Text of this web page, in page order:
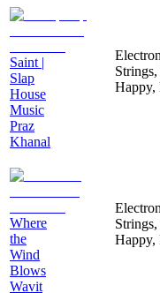
Saint |
Slap
House
Music
Praz
Khanal
Happy,
Where
the
Wind
Blows
Wavit
Happy,